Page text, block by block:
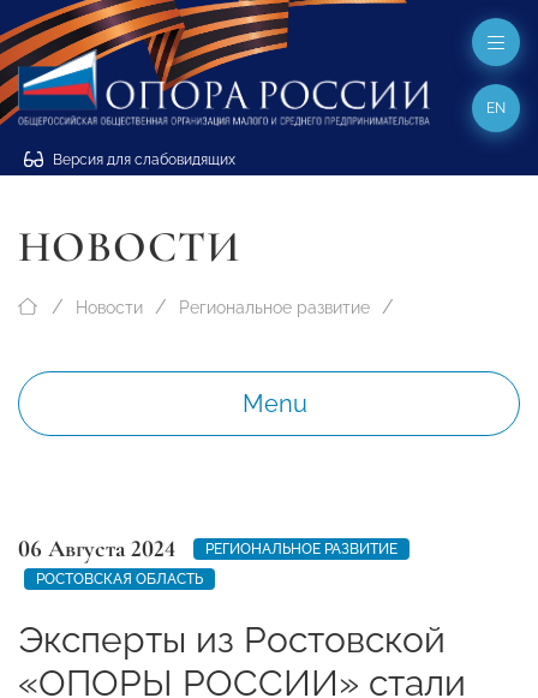
Версия для слабовидящих
EN
НОВОСТИ
Новости Региональное развитие
Menu
06 Августа 2024
РЕГИОНАЛЬНОЕ РАЗВИТИЕ
РОСТОВСКАЯ ОБЛАСТЬ
Эксперты из Ростовской
«ОПОРЫ РОССИИ» стали